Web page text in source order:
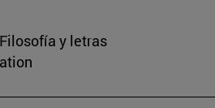
y letras